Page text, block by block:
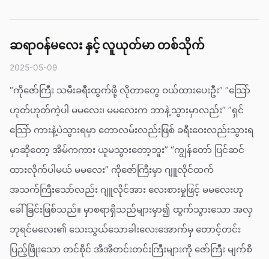
ဆရာဝန်မလေး နှင့် လူယုတ်မာ တစ်သိုက်
2025-05-09
“ကိုဇော်ကြီး သမီးခရီးထွက်ဖို့ လိုတာတွေ ဝယ်ထားပေးဦး” ”သြော်
ဟုတ်ဟုတ်ကဲ့ပါ မမလေး၊ မမလေးက ဘာနဲ့သွားမှာလည်း” ”ရှင်
သြော် ကားနဲ့ပဲသွားရမှာ တောလမ်းလည်းဖြစ် ခရီးဝေးလည်းသွားရ
မှာဆိုတော့ အိမ်ကကား ယူမသွားတော့ဘူး” “ကျွန်တော် ပြင်ဆင်
ထားလိုက်ပါမယ် မမလေး” ကိုဇော်ကြီးမှာ ဂျူလိုင်ထက်
အသက်ကြီးသော်လည်း ဂျူလိုင်အား လေးစားမှုဖြင့် မမလေးဟု
ခေါ်ခြင်းဖြစ်သည်။ မှာစရာရှိသည်များမှာ၍ ထွက်သွားသော အလှ
ဘုရင်မလေး၏ သေးသွယ်သောခါးလေးအောက်မှ တောင့်တင်း
ပြည့်ဖြိုးသော တင်စိုင် အိအိတင်းတင်းကြီးများကို ဇော်ကြီး မျက်စိ